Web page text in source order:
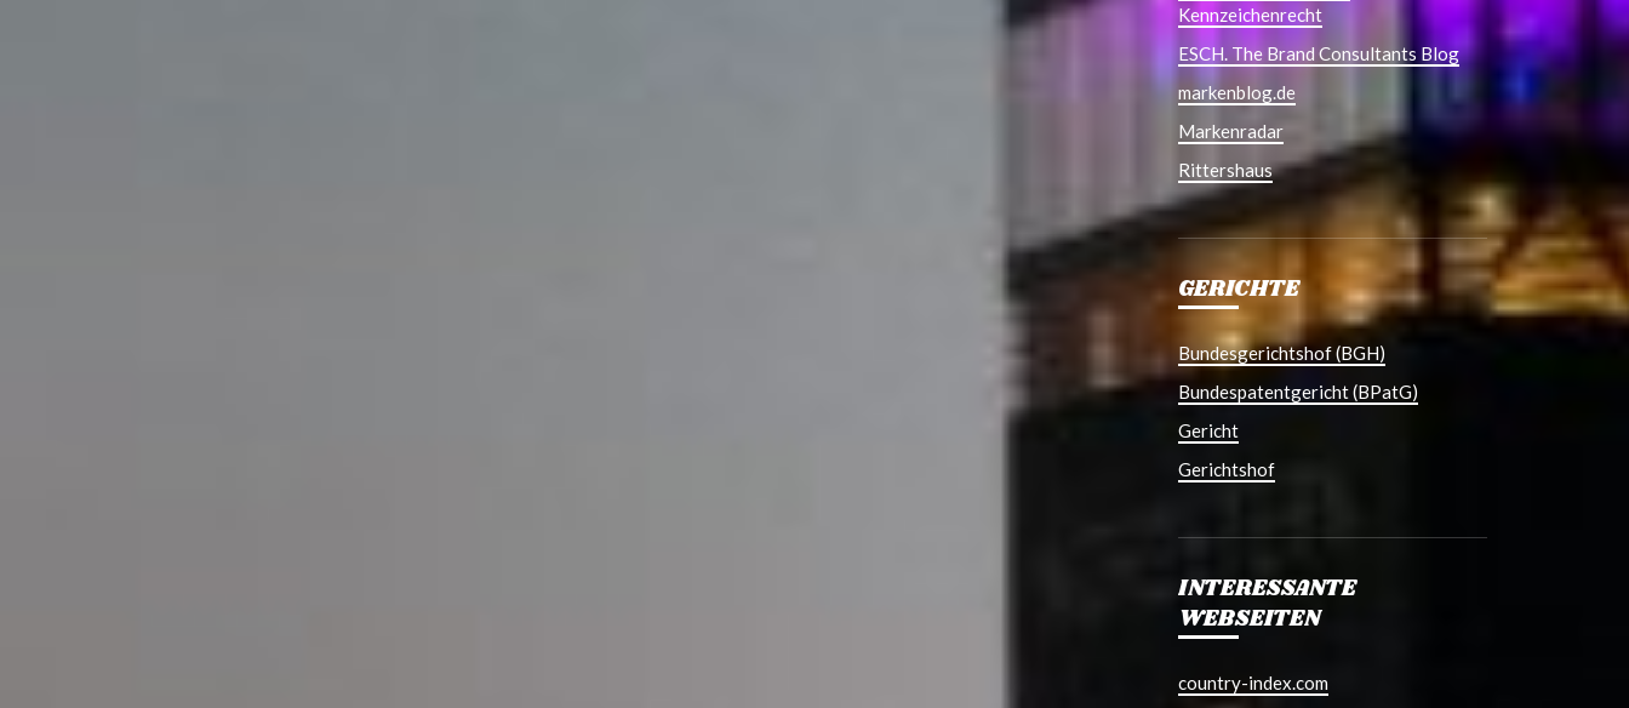
Kennzeichenrecht
ESCH. The Brand Consultants Blog
markenblog.de
Markenradar
Rittershaus
GERICHTE
Bundesgerichtshof (BGH)
Bundespatentgericht (BPatG)
Gericht
Gerichtshof
INTERESSANTE
WEBSEITEN
country-index.com